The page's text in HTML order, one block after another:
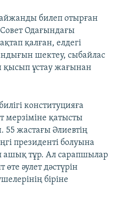
билеп отырған
Совет Одағындағы
қалған, елдегі
шектеу, сыбайлас
ұстау жағынан
конституцияға
мерзіміне қатысты
жастағы Әлиевтің
президенті болуына
ашық тұр. Ал сарапшылар
әулет дәстүрін
біріне